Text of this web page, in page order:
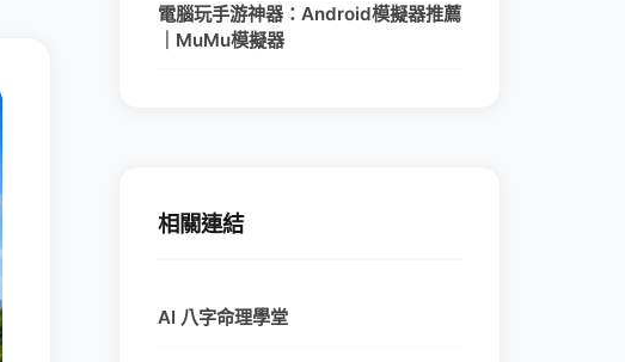
電腦玩手游神器：Android模擬器推薦
｜MuMu模擬器
相關連結
AI 八字命理學堂